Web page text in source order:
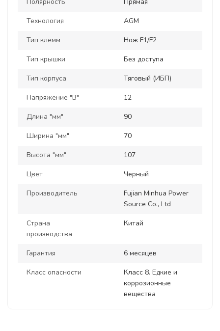
Технология AGM
Тип клемм Нож F1/F2
Тип крышки Без доступа
Тип корпуса Тяговый (ИБП)
Напряжение "В" 12
Длина "мм" 90
Ширина "мм" 70
Высота "мм" 107
Цвет Черный
Производитель
Fujian Minhua Power
Source Co., Ltd
Страна
производства
Китай
Гарантия 6 месяцев
Класс опасности
Класс 8. Едкие и
коррозионные
вещества